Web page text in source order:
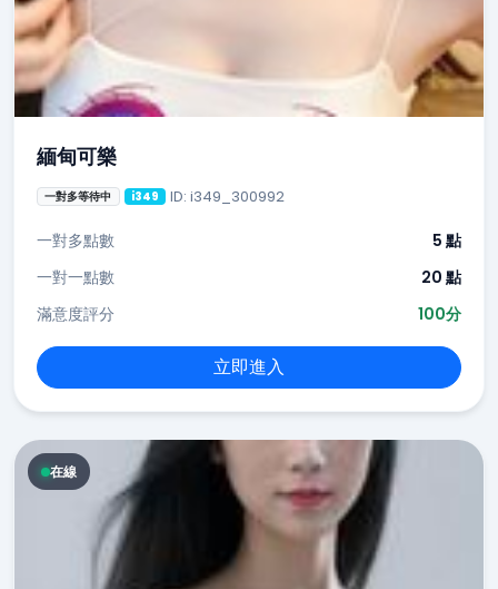
緬甸可樂
一對多等待中 i349 ID: i349_300992
一對多點數
5 點
一對一點數
20 點
滿意度評分
100分
立即進入
在線